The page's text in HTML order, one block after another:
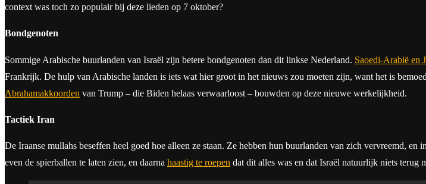
context was toch zo populair bij deze lieden op 7 oktober?
Bondgenoten
Sommige Arabische buurlanden van Israël zijn betere bondgenoten dan dit linkse Nederland. Saoedi-Arabië en
Frankrijk. De hulp van Arabische landen is iets wat hier groot in het nieuws zou moeten zijn, want het is
Abrahamakkoorden van Trump – die Biden helaas verwaarloost – bouwden op deze nieuwe werkelijkheid.
Tactiek Iran
De Iraanse mullahs beseffen heel goed hoe alleen ze staan. Ze hebben hun buurlanden van zich vervreemd,
even de spierballen te laten zien, en daarna haastig te roepen dat dit alles was en dat Israël natuurlijk niets terug